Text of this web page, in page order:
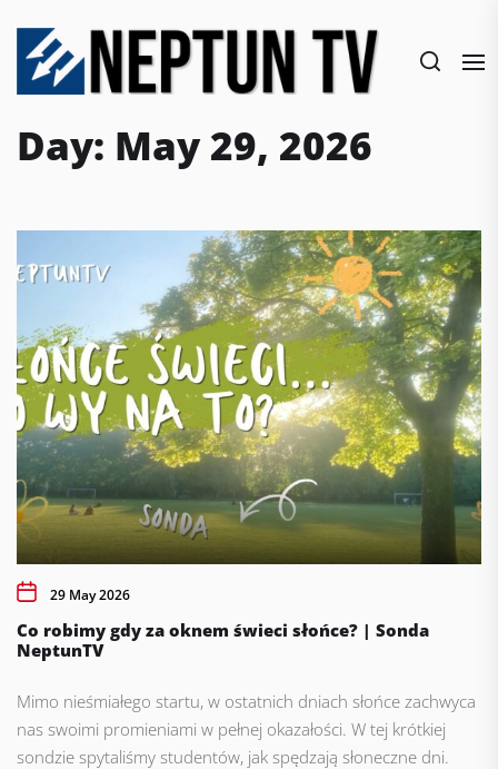
content
Day: May 29, 2026
29 May 2026
Co robimy gdy za oknem świeci słońce? | Sonda
NeptunTV
Mimo nieśmiałego startu, w ostatnich dniach słońce zachwyca
nas swoimi promieniami w pełnej okazałości. W tej krótkiej
sondzie spytaliśmy studentów, jak spędzają słoneczne dni.